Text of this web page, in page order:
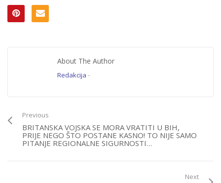
About The Author
Redakcija -
Previous
BRITANSKA VOJSKA SE MORA VRATITI U BIH,
PRIJE NEGO ŠTO POSTANE KASNO! TO NIJE SAMO
PITANJE REGIONALNE SIGURNOSTI…
Next